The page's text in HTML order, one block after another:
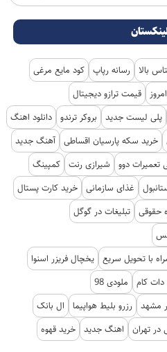
بالا رسانه رپاپ کود مایع مرغی
قیمت ترازو دیجیتال
پلی لیست جدید بروکر ترندو دانلود اهنگ
خرید سکه پارسیان اقساطی آهنگ جدید
تعمیرات دوو شیرازی رنت کمپینگ
غذای سازمانی خرید کارت پستال
حقوقی تبلیغات در گوگل
با تحویل سریع یخچال فریزر اسنوا
دات کام
ملودی 98
مشهد رزرو بلیط هواپیما
ال بانک
در تهران اهنگ جدید خرید قهوه